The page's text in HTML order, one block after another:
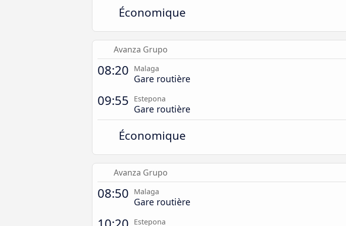
Économique
Avanza Grupo
08:20 Malaga
Gare routière
09:55 Estepona
Gare routière
Économique
Avanza Grupo
08:50 Malaga
Gare routière
Estepona